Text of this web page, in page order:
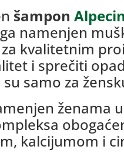
šampon Alpecin
namenjen
kvalitetnim
i sprečiti
samo za
ženama
kalcijumom i